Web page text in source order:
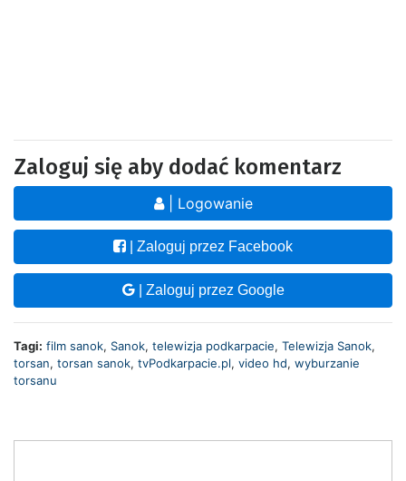
Zaloguj się aby dodać komentarz
| Logowanie
| Zaloguj przez Facebook
| Zaloguj przez Google
Tagi: film sanok, Sanok, telewizja podkarpacie, Telewizja Sanok,
torsan, torsan sanok, tvPodkarpacie.pl, video hd, wyburzanie
torsanu